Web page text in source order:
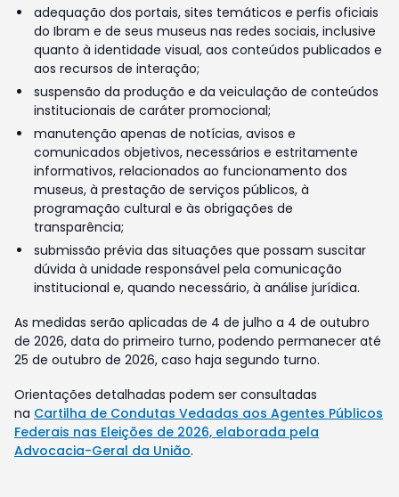
adequação dos portais, sites temáticos e perfis oficiais
do Ibram e de seus museus nas redes sociais, inclusive
quanto à identidade visual, aos conteúdos publicados e
aos recursos de interação;
suspensão da produção e da veiculação de conteúdos
institucionais de caráter promocional;
manutenção apenas de notícias, avisos e
comunicados objetivos, necessários e estritamente
informativos, relacionados ao funcionamento dos
museus, à prestação de serviços públicos, à
programação cultural e às obrigações de
transparência;
submissão prévia das situações que possam suscitar
dúvida à unidade responsável pela comunicação
institucional e, quando necessário, à análise jurídica.
As medidas serão aplicadas de 4 de julho a 4 de outubro
de 2026, data do primeiro turno, podendo permanecer até
25 de outubro de 2026, caso haja segundo turno.
Orientações detalhadas podem ser consultadas
na Cartilha de Condutas Vedadas aos Agentes Públicos
Federais nas Eleições de 2026, elaborada pela
Advocacia-Geral da União.